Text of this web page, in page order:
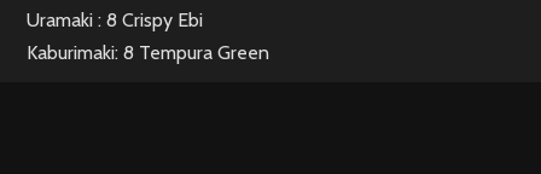
Uramaki : 8 Crispy Ebi
Kaburimaki: 8 Tempura Green